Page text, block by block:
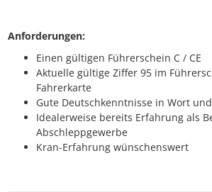
Anforderungen:
Einen gültigen Führerschein C / CE
Aktuelle gültige Ziffer 95 im
Fahrerkarte
Gute Deutschkenntnisse in Wort
Idealerweise bereits Erfahrung als
Abschleppgewerbe
Kran-Erfahrung wünschenswert